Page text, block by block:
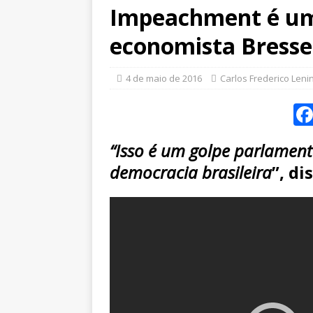
Impeachment é
economista
4 de maio de 2016 Carlos Frederico
“Isso é um golpe
democracia brasileira”,